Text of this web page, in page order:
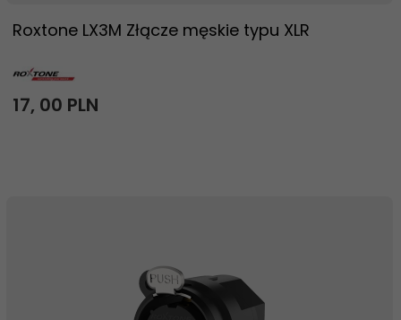
Roxtone LX3M Złącze męskie typu XLR
17, 00 PLN